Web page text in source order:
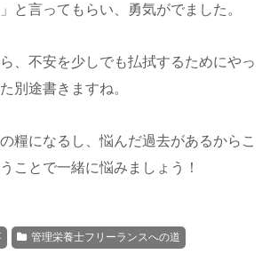
と言ってもらい、勇気がでました。
、不安を少しでも払拭するためにやっ
別途書きますね。
糧になるし、悩んだ過去があるからこ
ことで一緒に悩みましょう！
管理栄養士フリーランスへの道